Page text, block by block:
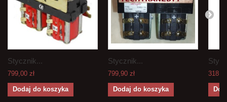
Stycznik...
799,00 zł
Dodaj do koszyka
Stycznik...
799,90 zł
Dodaj do koszyka